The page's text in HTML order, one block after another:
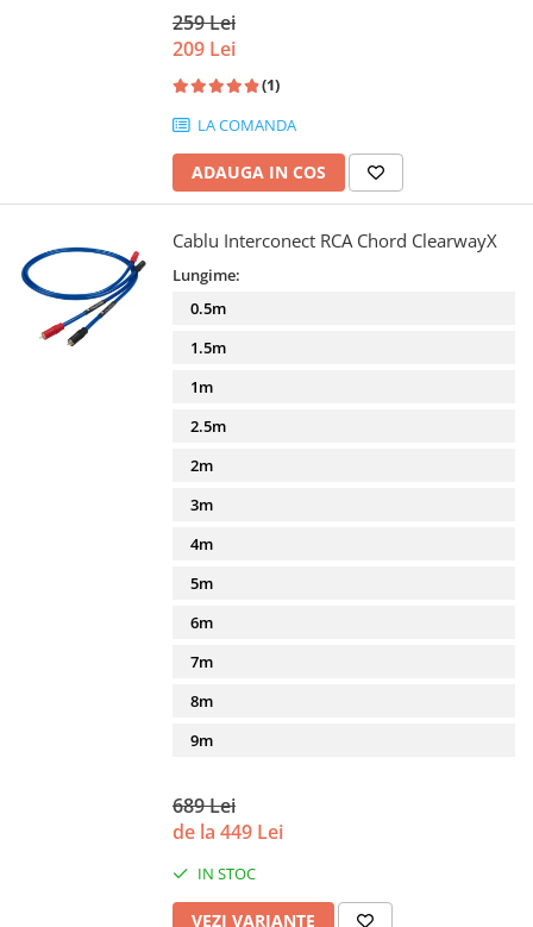
259 Lei
209 Lei
(1)
LA COMANDA
ADAUGA IN COS
Cablu Interconect RCA Chord ClearwayX
Lungime:
0.5m
1.5m
1m
2.5m
2m
3m
4m
5m
6m
7m
8m
9m
689 Lei
de la 449 Lei
IN STOC
VEZI VARIANTE